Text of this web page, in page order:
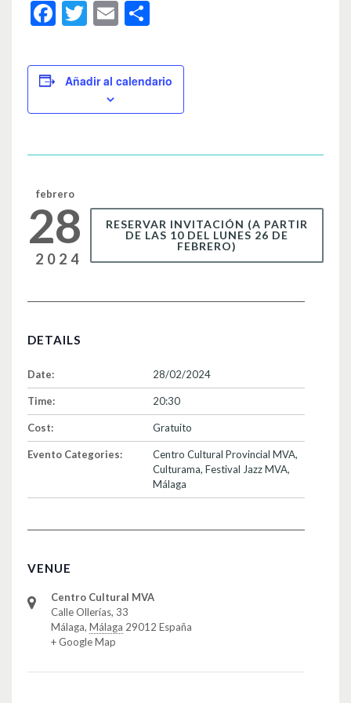
F
a
c
e
b
o
k
T
wi
tt
er
E
m
ailm
p
ar
Añadir al calendario
febrero
28
2024
RESERVAR INVITACIÓN (A PARTIR
DE LAS 10 DEL LUNES 26 DE
FEBRERO)
DETAILS
Date: 28/02/2024
Time: 20:30
Cost: Gratuito
Evento Categories: Centro Cultural Provincial MVA,
Culturama, Festival Jazz MVA,
Málaga
VENUE
Centro Cultural MVA
Calle Ollerías, 33
Málaga, Málaga 29012 España
+ Google Map